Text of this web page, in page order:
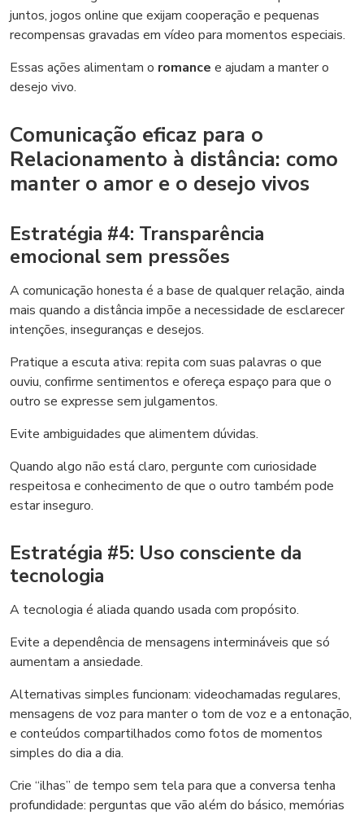
juntos, jogos online que exijam cooperação e pequenas
recompensas gravadas em vídeo para momentos especiais.
Essas ações alimentam o romance e ajudam a manter o
desejo vivo.
Comunicação eficaz para o
Relacionamento à distância: como
manter o amor e o desejo vivos
Estratégia #4: Transparência
emocional sem pressões
A comunicação honesta é a base de qualquer relação, ainda
mais quando a distância impõe a necessidade de esclarecer
intenções, inseguranças e desejos.
Pratique a escuta ativa: repita com suas palavras o que
ouviu, confirme sentimentos e ofereça espaço para que o
outro se expresse sem julgamentos.
Evite ambiguidades que alimentem dúvidas.
Quando algo não está claro, pergunte com curiosidade
respeitosa e conhecimento de que o outro também pode
estar inseguro.
Estratégia #5: Uso consciente da
tecnologia
A tecnologia é aliada quando usada com propósito.
Evite a dependência de mensagens intermináveis que só
aumentam a ansiedade.
Alternativas simples funcionam: videochamadas regulares,
mensagens de voz para manter o tom de voz e a entonação,
e conteúdos compartilhados como fotos de momentos
simples do dia a dia.
Crie “ilhas” de tempo sem tela para que a conversa tenha
profundidade: perguntas que vão além do básico, memórias